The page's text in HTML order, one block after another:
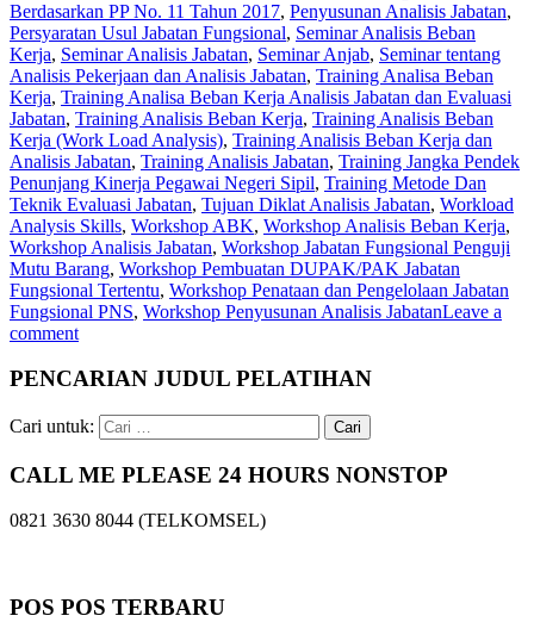
Berdasarkan PP No. 11 Tahun 2017, Penyusunan Analisis Jabatan,
Persyaratan Usul Jabatan Fungsional, Seminar Analisis Beban
Kerja, Seminar Analisis Jabatan, Seminar Anjab, Seminar tentang
Analisis Pekerjaan dan Analisis Jabatan, Training Analisa Beban
Kerja, Training Analisa Beban Kerja Analisis Jabatan dan Evaluasi
Jabatan, Training Analisis Beban Kerja, Training Analisis Beban
Kerja (Work Load Analysis), Training Analisis Beban Kerja dan
Analisis Jabatan, Training Analisis Jabatan, Training Jangka Pendek
Penunjang Kinerja Pegawai Negeri Sipil, Training Metode Dan
Teknik Evaluasi Jabatan, Tujuan Diklat Analisis Jabatan, Workload
Analysis Skills, Workshop ABK, Workshop Analisis Beban Kerja,
Workshop Analisis Jabatan, Workshop Jabatan Fungsional Penguji
Mutu Barang, Workshop Pembuatan DUPAK/PAK Jabatan
Fungsional Tertentu, Workshop Penataan dan Pengelolaan Jabatan
Fungsional PNS, Workshop Penyusunan Analisis JabatanLeave a
comment
PENCARIAN JUDUL PELATIHAN
Cari untuk:
CALL ME PLEASE 24 HOURS NONSTOP
0821 3630 8044 (TELKOMSEL)
POS POS TERBARU